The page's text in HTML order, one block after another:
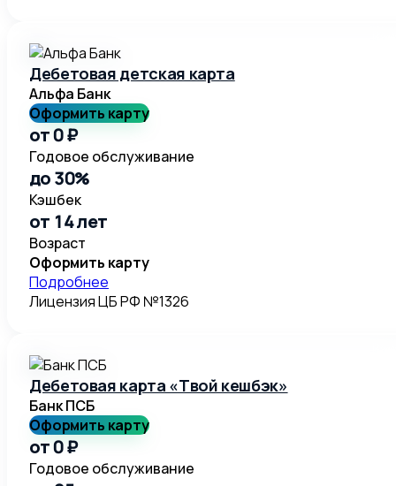
Дебетовая детская карта
Альфа Банк
Оформить карту
от 0 ₽
Годовое обслуживание
до 30%
Кэшбек
от 14 лет
Возраст
Оформить карту
Подробнее
Лицензия ЦБ РФ №1326
Дебетовая карта «Твой кешбэк»
Банк ПСБ
Оформить карту
от 0 ₽
Годовое обслуживание